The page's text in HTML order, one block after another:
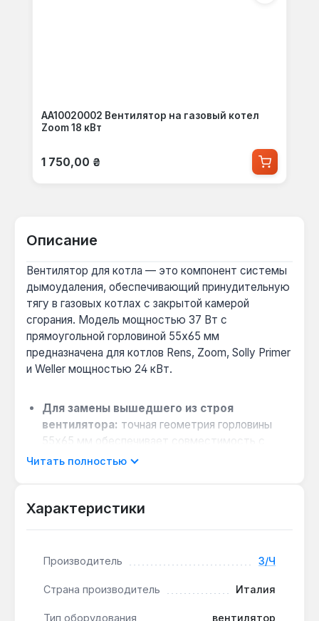
AA10020002 Вентилятор на газовый котел
Zoom 18 кВт
Обычная цена:
1 750,00 ₴
Описание
Вентилятор для котла — это компонент системы
дымоудаления, обеспечивающий принудительную
тягу в газовых котлах с закрытой камерой
сгорания. Модель мощностью 37 Вт с
прямоугольной горловиной 55x65 мм
предназначена для котлов Rens, Zoom, Solly Primer
и Weller мощностью 24 кВт.
Для замены вышедшего из строя
вентилятора: точная геометрия горловины
55x65 мм обеспечивает совместимость с
указанными моделями котлов, восстанавливая
температуры:электродвигатель мощностью
Простота установки: конструкция с
заменить старый вентилятор без доработок
корпуса котла.
Читать полностью
Характеристики
Производитель З/Ч
Страна производитель Италия
Тип оборудования вентилятор